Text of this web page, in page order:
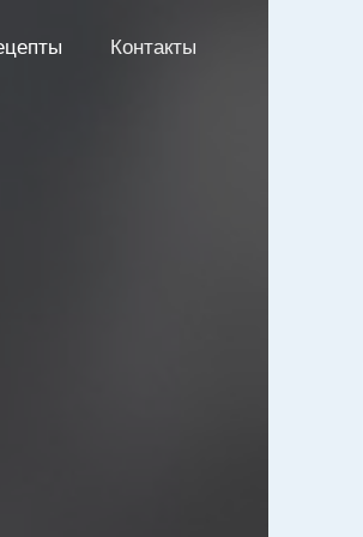
Контакты